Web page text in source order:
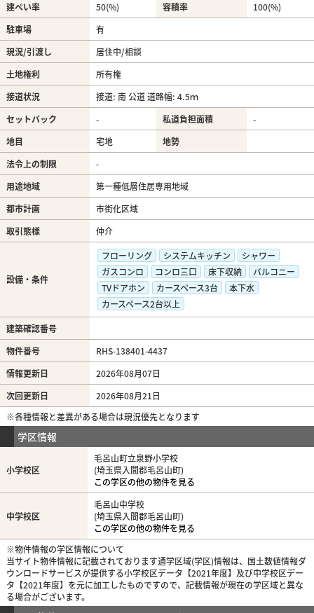
建ぺい率
50(%) 容積率
100(%)
駐車場
有
現況/引渡し
居住中/相談
土地権利
所有権
接道状況
接道: 南 公道 道路幅: 4.5ｍ
セットバック
- 私道負担面積
-
地目
宅地
地勢
法令上の制限
-
用途地域
第一種低層住居専用地域
都市計画
市街化区域
取引態様
仲介
設備・条件
フローリング システムキッチン
シャワー
ガスコンロ
コンロ三口 床下収納
バルコニー
TVドアホン
カースペース3台
本下水
カースペース2台以上
建築確認番号
物件番号
RHS-138401-4437
情報更新日
2026年08月07日
次回更新日
2026年08月21日
※各種情報と差異がある場合は現況優先となります
学区情報
小学校区
毛呂山町立泉野小学校
(埼玉県入間郡毛呂山町)
この学区の他の物件を見る
中学校区
毛呂山中学校
(埼玉県入間郡毛呂山町)
この学区の他の物件を見る
※物件情報の学区情報について
当サイト物件情報に記載されております通学区域(学区)情報は、国土数値情報ダ
ウンロードサービスが提供する小学校区データ【2021年度】及び中学校区デー
タ【2021年度】を元に加工したものですので、記載情報が現在の学区域と異な
る場合がございます。